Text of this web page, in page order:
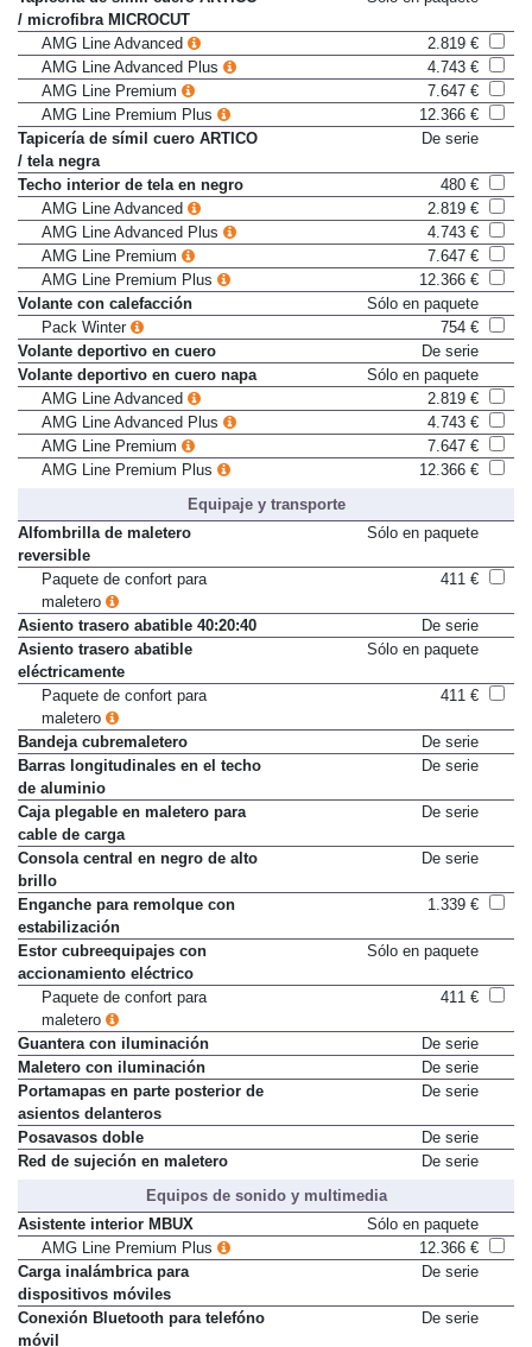
Tapicería de símil cuero ARTICO
/ microfibra MICROCUT
AMG Line Advanced
2.819 €
AMG Line Advanced Plus
4.743 €
AMG Line Premium
7.647 €
AMG Line Premium Plus
12.366 €
Tapicería de símil cuero ARTICO
/ tela negra
Techo interior de tela en negro
480 €
AMG Line Advanced
2.819 €
AMG Line Advanced Plus
4.743 €
AMG Line Premium
7.647 €
AMG Line Premium Plus
12.366 €
Volante con calefacción
Sólo en paquete
Pack Winter
754 €
Volante deportivo en cuero
De serie
Volante deportivo en cuero napa
Sólo en paquete
AMG Line Advanced
2.819 €
AMG Line Advanced Plus
4.743 €
AMG Line Premium
7.647 €
Equipaje y transporte
Alfombrilla de maletero
reversible
Paquete de confort para
maletero
Asiento trasero abatible 40:20:40
De serie
Asiento trasero abatible
eléctricamente
Paquete de confort para
maletero
Bandeja cubremaletero
De serie
Barras longitudinales en el techo
de aluminio
Caja plegable en maletero para
cable de carga
Consola central en negro de alto
brillo
Enganche para remolque con
estabilización
Estor cubreequipajes con
accionamiento eléctrico
Paquete de confort para
maletero
Guantera con iluminación
De serie
Maletero con iluminación
De serie
Portamapas en parte posterior de
asientos delanteros
Posavasos doble
De serie
Equipos de sonido y multimedia
Asistente interior MBUX
Sólo en paquete
AMG Line Premium Plus
12.366 €
Carga inalámbrica para
dispositivos móviles
Conexión Bluetooth para telefóno